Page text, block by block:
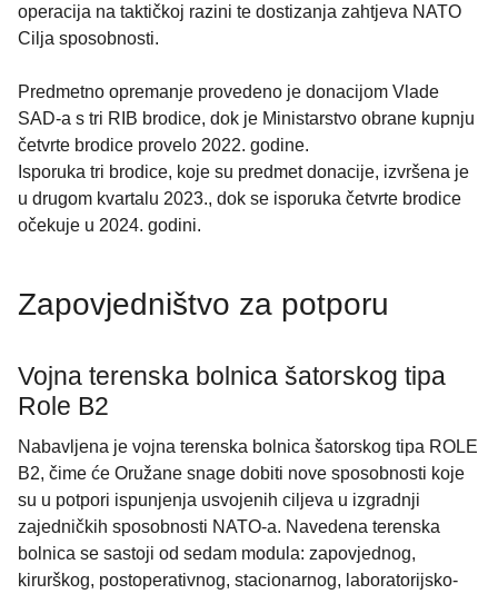
operacija na taktičkoj razini te dostizanja zahtjeva NATO
Cilja sposobnosti.
Predmetno opremanje provedeno je donacijom Vlade
SAD-a s tri RIB brodice, dok je Ministarstvo obrane kupnju
četvrte brodice provelo 2022. godine.
Isporuka tri brodice, koje su predmet donacije, izvršena je
u drugom kvartalu 2023., dok se isporuka četvrte brodice
očekuje u 2024. godini.
Zapovjedništvo za potporu
Vojna terenska bolnica šatorskog tipa
Role B2
Nabavljena je vojna terenska bolnica šatorskog tipa ROLE
B2, čime će Oružane snage dobiti nove sposobnosti koje
su u potpori ispunjenja usvojenih ciljeva u izgradnji
zajedničkih sposobnosti NATO-a. Navedena terenska
bolnica se sastoji od sedam modula: zapovjednog,
kirurškog, postoperativnog, stacionarnog, laboratorijsko-